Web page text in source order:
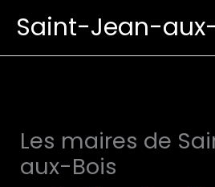
contenu
Saint-Jean-
Les maires de
aux-Bois